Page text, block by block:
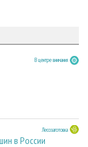
В центре внимания
Лесозаготовка
в России